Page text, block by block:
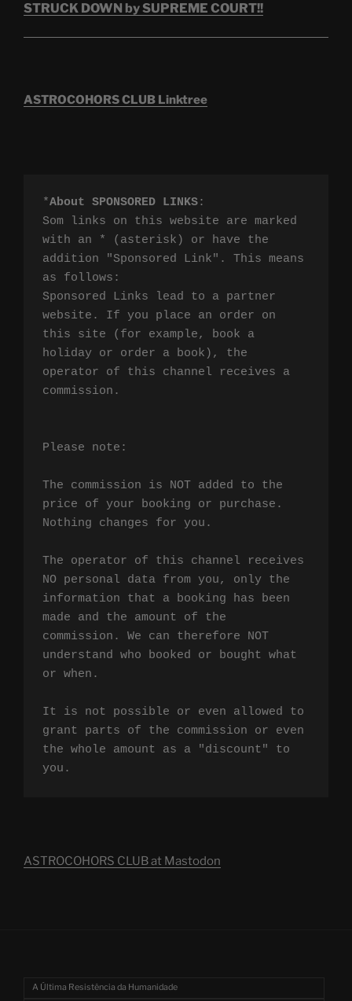
STRUCK DOWN by SUPREME COURT!!
ASTROCOHORS CLUB Linktree
*About SPONSORED LINKS:
Som links on this website are marked
with an * (asterisk) or have the
addition "Sponsored Link". This means
as follows:
Sponsored Links lead to a partner
website. If you place an order on
this site (for example, book a
holiday or order a book), the
operator of this channel receives a
commission.
Please note:
The commission is NOT added to the
price of your booking or purchase.
Nothing changes for you.
The operator of this channel receives
NO personal data from you, only the
information that a booking has been
made and the amount of the
commission. We can therefore NOT
understand who booked or bought what
or when.
It is not possible or even allowed to
grant parts of the commission or even
the whole amount as a "discount" to
you.
ASTROCOHORS CLUB at Mastodon
A Última Resistência da Humanidade